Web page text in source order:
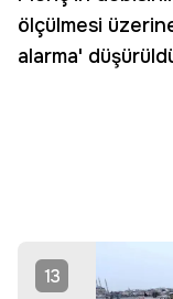
ölçülmesi
alarma'
13